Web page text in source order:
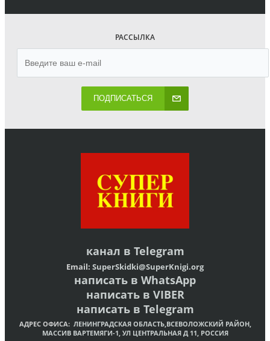
РАССЫЛКА
ПОДПИСАТЬСЯ
канал в Telegram
Email: SuperSkidki@SuperKnigi.org
написать в WhatsApp
написать в VIBER
написать в Telegram
АДРЕС ОФИСА: ЛЕНИНГРАДСКАЯ ОБЛАСТЬ,ВСЕВОЛОЖСКИЙ РАЙОН,
МАССИВ ВАРТЕМЯГИ-1, УЛ ЦЕНТРАЛЬНАЯ Д 11, РОССИЯ